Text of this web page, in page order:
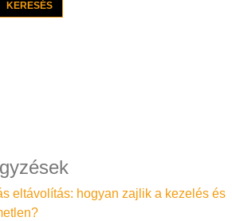
eltávolítás: hogyan zajlik a kezelés és